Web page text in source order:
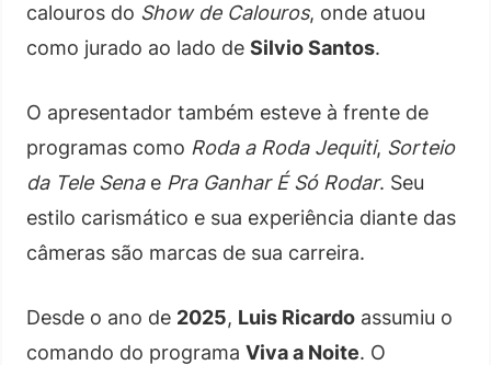
calouros do Show de Calouros, onde atuou
como jurado ao lado de Silvio Santos.
O apresentador também esteve à frente de
programas como Roda a Roda Jequiti, Sorteio
da Tele Senae Pra Ganhar É Só Rodar. Seu
estilo carismático e sua experiência diante das
câmeras são marcas de sua carreira.
Desde o ano de 2025, Luis Ricardo assumiu o
comando do programa Viva a Noite. O